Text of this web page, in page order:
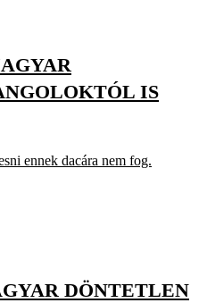
IS
ennek dacára nem fog.
DÖNTETLEN